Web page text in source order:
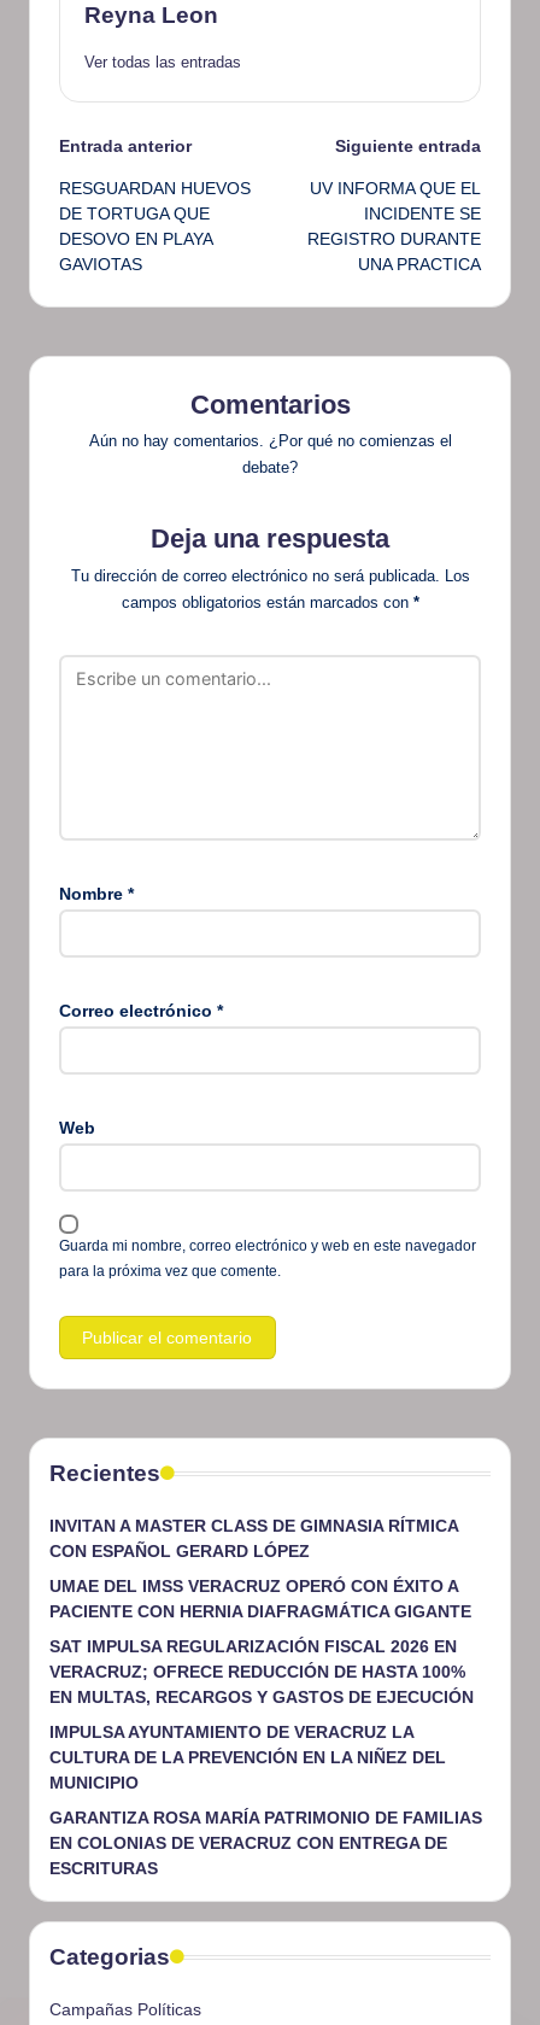
Reyna Leon
Ver todas las entradas
Navegación
de
entradas
Entrada anterior
RESGUARDAN HUEVOS
DE TORTUGA QUE
DESOVO EN PLAYA
GAVIOTAS
Siguiente entrada
UV INFORMA QUE EL
INCIDENTE SE
REGISTRO DURANTE
UNA PRACTICA
Comentarios
Aún no hay comentarios. ¿Por qué no comienzas el
debate?
Deja una respuesta
Tu dirección de correo electrónico no será publicada. Los
campos obligatorios están marcados con *
Nombre *
Correo electrónico *
Web
Guarda mi nombre, correo electrónico y web en este navegador
para la próxima vez que comente.
Recientes
INVITAN A MASTER CLASS DE GIMNASIA RÍTMICA
CON ESPAÑOL GERARD LÓPEZ
UMAE DEL IMSS VERACRUZ OPERÓ CON ÉXITO A
PACIENTE CON HERNIA DIAFRAGMÁTICA GIGANTE
SAT IMPULSA REGULARIZACIÓN FISCAL 2026 EN
VERACRUZ; OFRECE REDUCCIÓN DE HASTA 100%
EN MULTAS, RECARGOS Y GASTOS DE EJECUCIÓN
IMPULSA AYUNTAMIENTO DE VERACRUZ LA
CULTURA DE LA PREVENCIÓN EN LA NIÑEZ DEL
MUNICIPIO
GARANTIZA ROSA MARÍA PATRIMONIO DE FAMILIAS
EN COLONIAS DE VERACRUZ CON ENTREGA DE
ESCRITURAS
Categorias
Campañas Políticas